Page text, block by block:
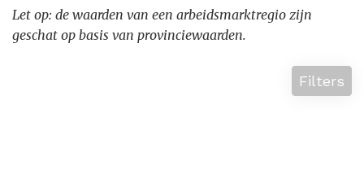
Let op: de waarden van een arbeidsmarktregio zijn
geschat op basis van provinciewaarden.
Filters